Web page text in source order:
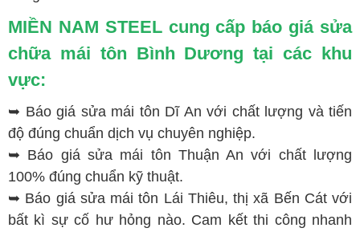
MIỀN NAM STEEL cung cấp báo giá sửa
chữa mái tôn Bình Dương tại các khu
vực:
➥ Báo giá sửa mái tôn Dĩ An với chất lượng và tiến
độ đúng chuẩn dịch vụ chuyên nghiệp.
➥ Báo giá sửa mái tôn Thuận An với chất lượng
100% đúng chuẩn kỹ thuật.
➥ Báo giá sửa mái tôn Lái Thiêu, thị xã Bến Cát với
bất kì sự cố hư hỏng nào. Cam kết thi công nhanh